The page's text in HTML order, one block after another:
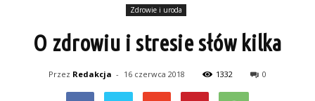
Zdrowie i uroda
O zdrowiu i stresie słów kilka
Przez Redakcja - 16 czerwca 2018 1332 0